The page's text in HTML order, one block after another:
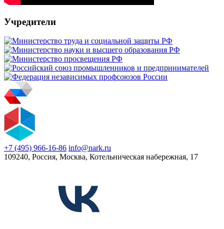
Учредители
+7 (495) 966-16-86 info@nark.ru
109240, Россия, Москва, Котельническая набережная, 17